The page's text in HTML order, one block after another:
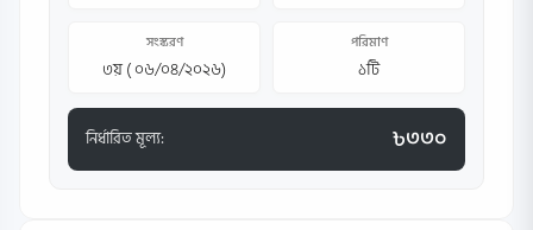
সংস্করণ
৩য় ( ০৬/০৪/২০২৬)
পরিমাণ
১টি
নির্ধারিত মূল্য: ৳৩৩০